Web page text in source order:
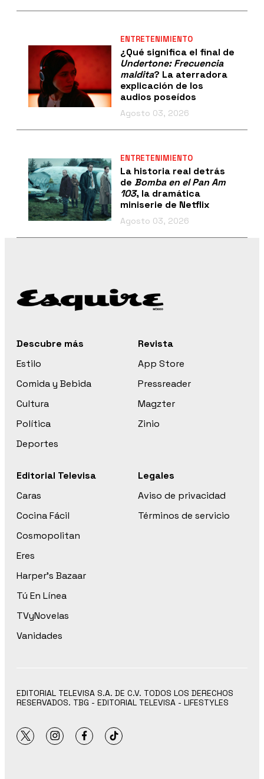
ENTRETENIMIENTO
¿Qué significa el final de
Undertone: Frecuencia
maldita? La aterradora
explicación de los
audios poseídos
Agosto 03, 2026
ENTRETENIMIENTO
La historia real detrás
de Bomba en el Pan Am
103, la dramática
miniserie de Netflix
Agosto 03, 2026
Descubre más
Estilo
Comida y Bebida
Cultura
Política
Deportes
Revista
App Store
Pressreader
Magzter
Zinio
Editorial Televisa
Caras
Cocina Fácil
Cosmopolitan
Eres
Harper’s Bazaar
Tú En Línea
TVyNovelas
Vanidades
Legales
Aviso de privacidad
Términos de servicio
EDITORIAL TELEVISA S.A. DE C.V. TODOS LOS DERECHOS
RESERVADOS. TBG - EDITORIAL TELEVISA - LIFESTYLES
twitterinstagram
facebooktiktok